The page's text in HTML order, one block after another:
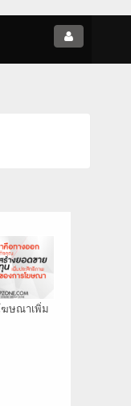
ฆษณาเพิ่ม